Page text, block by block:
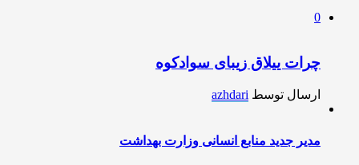
0
چرات ییلاق زیبای سوادکوه
ارسال توسط azhdari
مدیر جدید منابع انسانی وزارت بهداشت